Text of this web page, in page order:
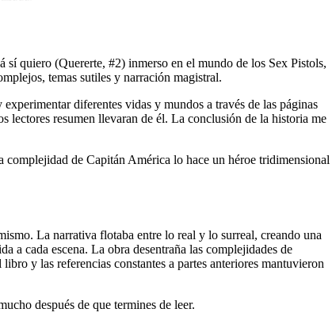
quiero (Quererte, #2) inmerso en el mundo de los Sex Pistols,
temas sutiles y narración magistral.
diferentes vidas y mundos a través de las páginas
lectores resumen llevaran de él. La conclusión de la historia me
de Capitán América lo hace un héroe tridimensional
La narrativa flotaba entre lo real y lo surreal, creando una
a cada escena. La obra desentraña las complejidades de
y las referencias constantes a partes anteriores mantuvieron
después de que termines de leer.